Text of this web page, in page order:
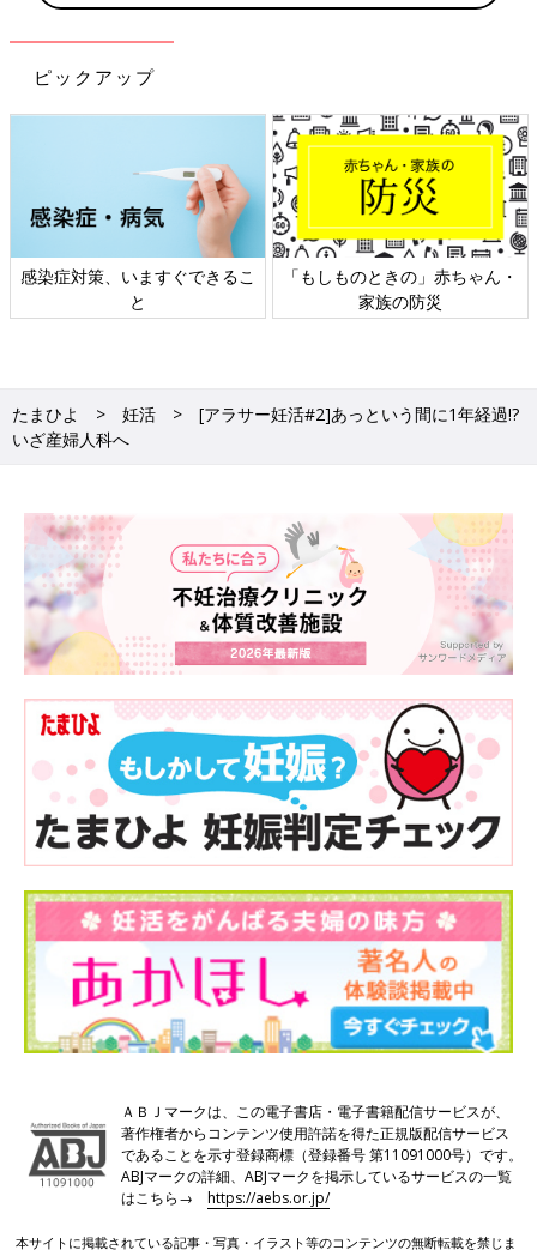
ピックアップ
感染症対策、いますぐできるこ
と
「もしものときの」赤ちゃん・
家族の防災
たまひよ 妊活
[アラサー妊活#2]あっという間に1年経過!?
いざ産婦人科へ
ＡＢＪマークは、この電子書店・電子書籍配信サービスが、
著作権者からコンテンツ使用許諾を得た正規版配信サービス
であることを示す登録商標（登録番号 第11091000号）です。
ABJマークの詳細、ABJマークを掲示しているサービスの一覧
はこちら→https://aebs.or.jp/
本サイトに掲載されている記事・写真・イラスト等のコンテンツの無断転載を禁じま